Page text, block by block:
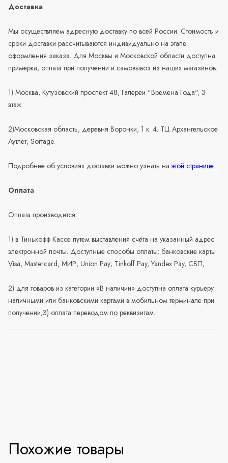
Доставка
Мы осуществляем адресную доставку по всей России. Стоимость и
сроки доставки рассчитываются индивидуально на этапе
оформления заказа. Для Москвы и Московской области доступна
примерка, оплата при получении и самовывоз из наших магазинов:
1) Москва, Кутузовский проспект 48, Галереи "Времена Года", 3
этаж.
2)Московская область, деревня Воронки, 1 к. 4. ТЦ Архангельское
Аутлет, Sortage.
Подробнее об условиях доставки можно узнать на этой странице.
Оплата
Оплата производится:
1) в Тинькофф Кассе путем выставления счёта на указанный адрес
электронной почты. Доступные способы оплаты: банковские карты
Visa, Mastercard, МИР, Union Pay; Tinkoff Pay, Yandex Pay, СБП;
2) для товаров из категории «В наличии» доступна оплата курьеру
наличными или банковскими картами в мобильном терминале при
получении;3) оплата переводом по реквизитам.
Похожие товары